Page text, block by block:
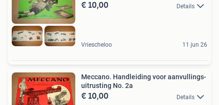
€ 10,00 Details
Vriescheloo 11 jun 26
Meccano. Handleiding voor aanvullings-
uitrusting No. 2a
€ 10,00 Details